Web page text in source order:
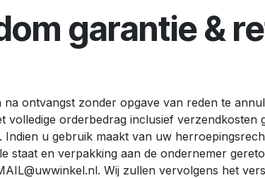
garantie &
ontvangst zonder opgave van reden te
orderbedrag inclusief
u gebruik maakt van uw
staat en verpakking aan de ondernemer
Wij zullen vervolgens het